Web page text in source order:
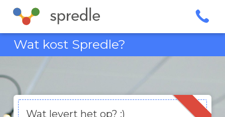
Spring
naar
de
inhoudWat kost Spredle?
Wat levert het op? ;)